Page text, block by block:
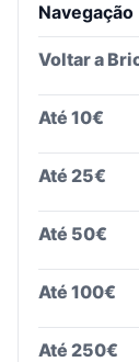
Navegação
Voltar a
Até 10€
Até 25€
Até 50€
Até 100€
Até 250€